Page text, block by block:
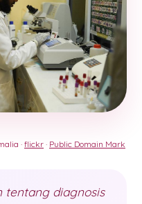
·flickr · Public Domain Mark
tentang diagnosis